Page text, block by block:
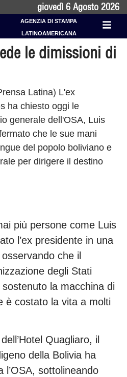
giovedì 6 Agosto 2026
AGENZIA DI STAMPA
LATINOAMERICANA
le dimissioni di
Latina) L'ex
ha chiesto oggi le
generale dell'OSA, Luis
che le sue mani
del popolo boliviano e
per dirigere il destino
più persone come Luis
l’ex presidente in una
che il
degli Stati
la macchina di
è costato la vita a molti
Quagliaro, il
della Bolivia ha
l’OSA, sottolineando